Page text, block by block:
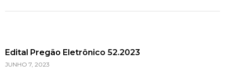
Edital Pregão Eletrônico 52.2023
JUNHO 7, 2023